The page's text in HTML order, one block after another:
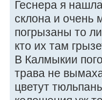
Геснера я
склона и очень
погрызаны то
кто их там
В Калмыкии
трава не
цветут